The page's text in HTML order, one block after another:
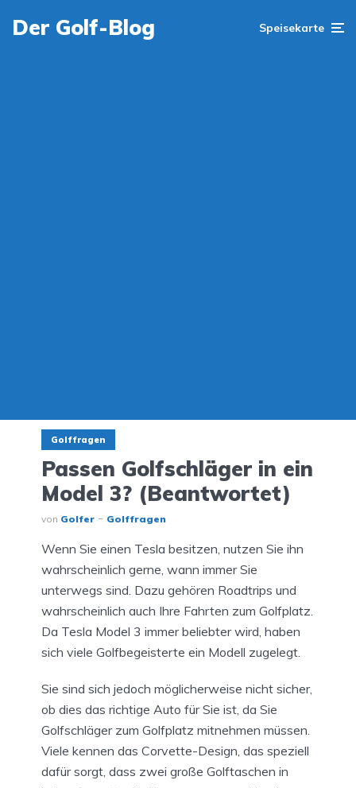
Der Golf-Blog Speisekarte
Golffragen
Passen Golfschläger in ein
Model 3? (Beantwortet)
von Golfer Golffragen
Wenn Sie einen Tesla besitzen, nutzen Sie ihn
wahrscheinlich gerne, wann immer Sie
unterwegs sind. Dazu gehören Roadtrips und
wahrscheinlich auch Ihre Fahrten zum Golfplatz.
Da Tesla Model 3 immer beliebter wird, haben
sich viele Golfbegeisterte ein Modell zugelegt.
Sie sind sich jedoch möglicherweise nicht sicher,
ob dies das richtige Auto für Sie ist, da Sie
Golfschläger zum Golfplatz mitnehmen müssen.
Viele kennen das Corvette-Design, das speziell
dafür sorgt, dass zwei große Golftaschen in